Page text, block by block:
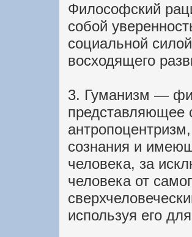
Философский
собой
социальной
восходящего
3. Гуманизм —
представляющее
сознания и
человека, за
человека от
используя его